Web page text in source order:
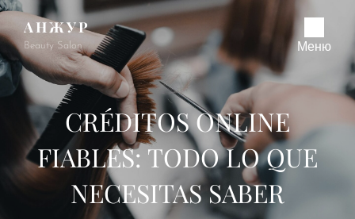
АНЖУР
Beauty Salon Меню
CRÉDITOS ONLINE
FIABLES: TODO LO QUE
NECESITAS SABER